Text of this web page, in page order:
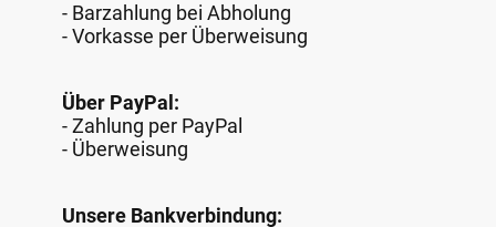
- Barzahlung bei Abholung
- Vorkasse per Überweisung
Über PayPal:
- Zahlung per PayPal
- Überweisung
Unsere Bankverbindung: